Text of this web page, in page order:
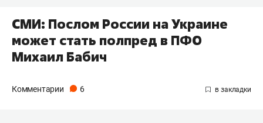
СМИ: Послом России на Украине
может стать полпред в ПФО
Михаил Бабич
Комментарии 6